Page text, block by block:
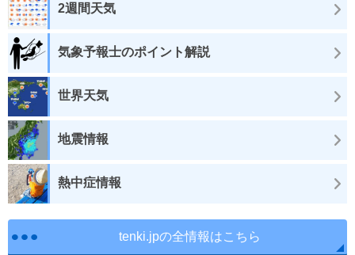
2週間天気
気象予報士のポイント解説
世界天気
地震情報
熱中症情報
tenki.jpの全情報はこちら